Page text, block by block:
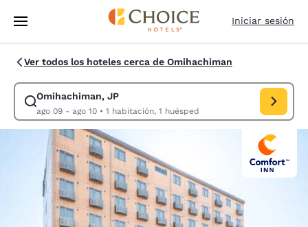
Pasar A Contenido Principal
Iniciar sesión
Ver todos los hoteles cerca de Omihachiman
Omihachiman, JP
ago 09 - ago 10• 1 habitación, 1 huésped
Modificar la búsqueda de Omihachiman, JP.